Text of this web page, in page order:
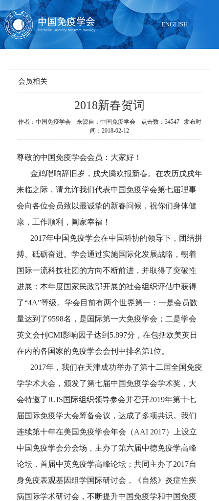
ENGLISH
会员相关
当前位置： 首页 >
2018新春贺词
作者：中国免疫学会 来源自：中国免疫学会 点击数：34547 发布时
间：2018-02-12
尊敬的中国免疫学会会员：大家好！
金鸡唱响辞旧岁，戌犬腾欢报新春。在农历戊戌年
来临之际，请允许我们代表中国免疫学会第七届理事
会向各位会员致以最诚挚的新春问候，祝你们身体健
康，工作顺利，阖家幸福！
2017年中国免疫学会在中国科协的领导下，团结拼
搏、砥砺奋进。学会通过实施国际化发展战略，朝着
国际一流科技社团的方向不断前进，并取得了突破性
进展：本年度国家民政部开展的社会组织评估中获得
了“4A”等级。学会目前有两个世界第一：一是会员数
量达到了9598名，是国际第一大免疫学会；二是学会
英文会刊CMI影响因子达到5.897分，在包括欧美英日
在内的各国家的免疫学会会刊中排名第1位。
2017年，我们在天津成功举办了第十二届全国免疫
学学术大会，颁发了第七届中国免疫学会学术奖，大
会特邀了IUIS国际组织领导参会并召开2019年第十七
届国际免疫学大会筹备会议，达成了多项共识。我们
连续第十年在美国免疫学会年会（AAI 2017）上设立
中国免疫学会分会场，主办了第六届中德免疫学高峰
论坛，首届中英免疫学高峰论坛；共同主办了2017自
身免疫表观基因组学国际研讨会，《自然》炎症性疾
病国际学术研讨会，不断提升中国免疫学和中国免疫